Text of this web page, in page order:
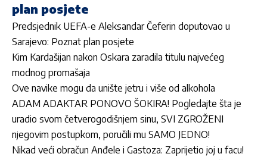
plan posjete
Predsjednik UEFA-e Aleksandar Čeferin doputovao u
Sarajevo: Poznat plan posjete
Kim Kardašijan nakon Oskara zaradila titulu najvećeg
modnog promašaja
Ove navike mogu da unište jetru i više od alkohola
ADAM ADAKTAR PONOVO ŠOKIRA! Pogledajte šta je
uradio svom četverogodišnjem sinu, SVI ZGROŽENI
njegovim postupkom, poručili mu SAMO JEDNO!
Nikad veći obračun Anđele i Gastoza: Zaprijetio joj u facu!